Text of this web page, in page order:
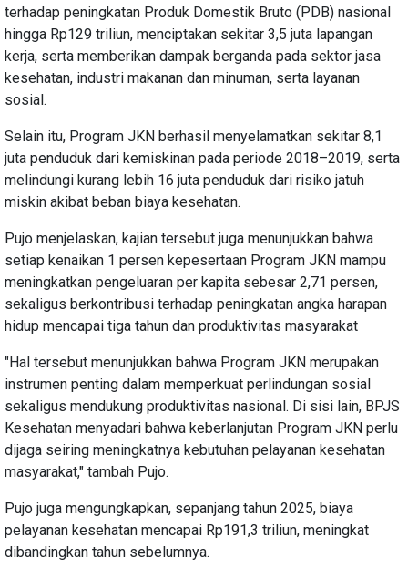
terhadap peningkatan Produk Domestik Bruto (PDB) nasional
hingga Rp129 triliun, menciptakan sekitar 3,5 juta lapangan
kerja, serta memberikan dampak berganda pada sektor jasa
kesehatan, industri makanan dan minuman, serta layanan
sosial.
Selain itu, Program JKN berhasil menyelamatkan sekitar 8,1
juta penduduk dari kemiskinan pada periode 2018–2019, serta
melindungi kurang lebih 16 juta penduduk dari risiko jatuh
miskin akibat beban biaya kesehatan.
Pujo menjelaskan, kajian tersebut juga menunjukkan bahwa
setiap kenaikan 1 persen kepesertaan Program JKN mampu
meningkatkan pengeluaran per kapita sebesar 2,71 persen,
sekaligus berkontribusi terhadap peningkatan angka harapan
hidup mencapai tiga tahun dan produktivitas masyarakat
"Hal tersebut menunjukkan bahwa Program JKN merupakan
instrumen penting dalam memperkuat perlindungan sosial
sekaligus mendukung produktivitas nasional. Di sisi lain, BPJS
Kesehatan menyadari bahwa keberlanjutan Program JKN perlu
dijaga seiring meningkatnya kebutuhan pelayanan kesehatan
masyarakat," tambah Pujo.
Pujo juga mengungkapkan, sepanjang tahun 2025, biaya
pelayanan kesehatan mencapai Rp191,3 triliun, meningkat
dibandingkan tahun sebelumnya.